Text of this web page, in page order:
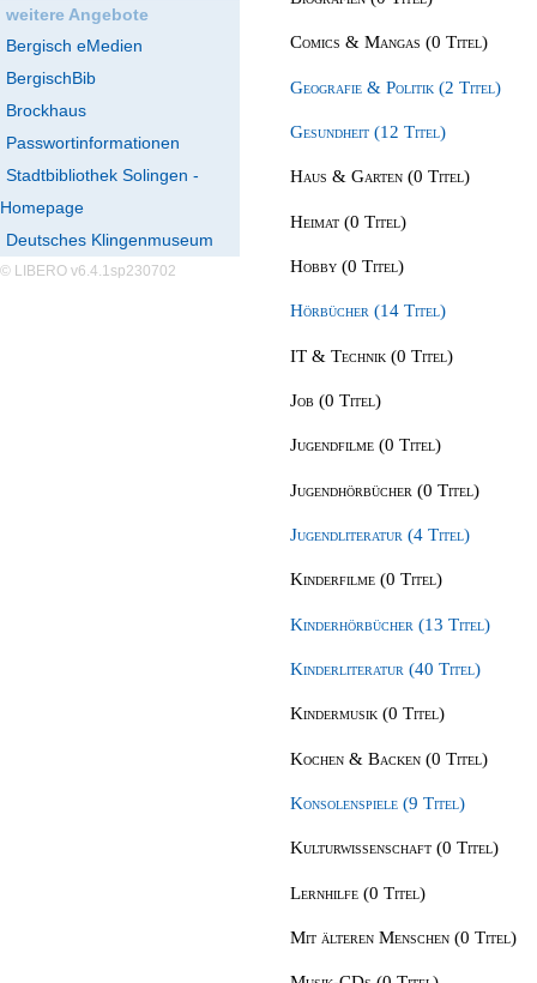
weitere Angebote
Bergisch eMedien
BergischBib
Brockhaus
Passwortinformationen
Stadtbibliothek Solingen -
Homepage
Deutsches Klingenmuseum
© LIBERO v6.4.1sp230702
Comics & Mangas (0 Titel)
Geografie & Politik (2 Titel)
Gesundheit (12 Titel)
Haus & Garten (0 Titel)
Heimat (0 Titel)
Hobby (0 Titel)
Hörbücher (14 Titel)
IT & Technik (0 Titel)
Job (0 Titel)
Jugendfilme (0 Titel)
Jugendhörbücher (0 Titel)
Jugendliteratur (4 Titel)
Kinderfilme (0 Titel)
Kinderhörbücher (13 Titel)
Kinderliteratur (40 Titel)
Kindermusik (0 Titel)
Kochen & Backen (0 Titel)
Konsolenspiele (9 Titel)
Kulturwissenschaft (0 Titel)
Lernhilfe (0 Titel)
Mit älteren Menschen (0 Titel)